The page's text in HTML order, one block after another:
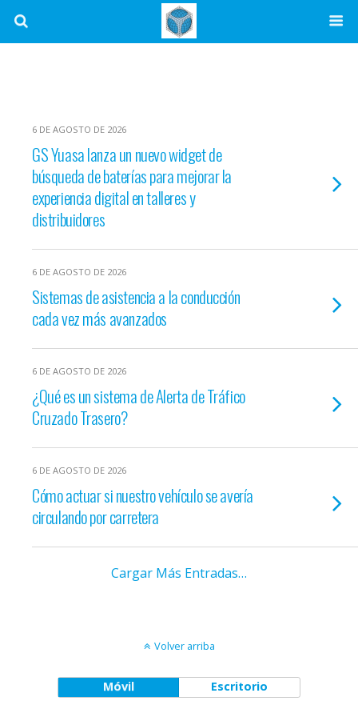
6 DE AGOSTO DE 2026
GS Yuasa lanza un nuevo widget de
búsqueda de baterías para mejorar la
experiencia digital en talleres y
distribuidores
6 DE AGOSTO DE 2026
Sistemas de asistencia a la conducción
cada vez más avanzados
6 DE AGOSTO DE 2026
¿Qué es un sistema de Alerta de Tráfico
Cruzado Trasero?
6 DE AGOSTO DE 2026
Cómo actuar si nuestro vehículo se avería
circulando por carretera
Cargar Más Entradas…
Volver arriba
Móvil Escritorio